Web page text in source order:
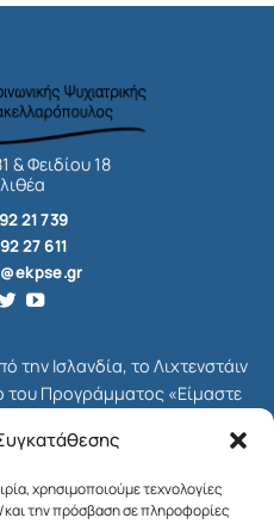
χρησιμοποιούμε τεχνολογίες
την πρόσβαση σε πληροφορίες
& Φειδίου 18
21 739
27 611
Ισλανδία, το Λιχτενστάιν
του Προγράμματος «Είμαστε
του ΕΟΧ για την Ελλάδα,
Ίδρυμα Μποδοσάκη.